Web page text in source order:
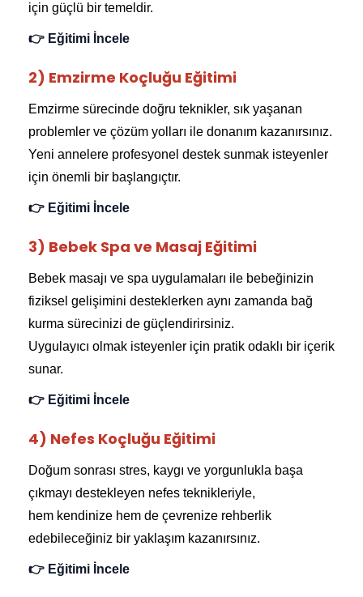
için güçlü bir temeldir.
👉 Eğitimi İncele
2) Emzirme Koçluğu Eğitimi
Emzirme sürecinde doğru teknikler, sık yaşanan
problemler ve çözüm yolları ile donanım kazanırsınız.
Yeni annelere profesyonel destek sunmak isteyenler
için önemli bir başlangıçtır.
👉 Eğitimi İncele
3) Bebek Spa ve Masaj Eğitimi
Bebek masajı ve spa uygulamaları ile bebeğinizin
fiziksel gelişimini desteklerken aynı zamanda bağ
kurma sürecinizi de güçlendirirsiniz.
Uygulayıcı olmak isteyenler için pratik odaklı bir içerik
sunar.
👉 Eğitimi İncele
4) Nefes Koçluğu Eğitimi
Doğum sonrası stres, kaygı ve yorgunlukla başa
çıkmayı destekleyen nefes teknikleriyle,
hem kendinize hem de çevrenize rehberlik
edebileceğiniz bir yaklaşım kazanırsınız.
👉 Eğitimi İncele